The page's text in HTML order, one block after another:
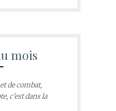
mois
de combat,
c’est dans la